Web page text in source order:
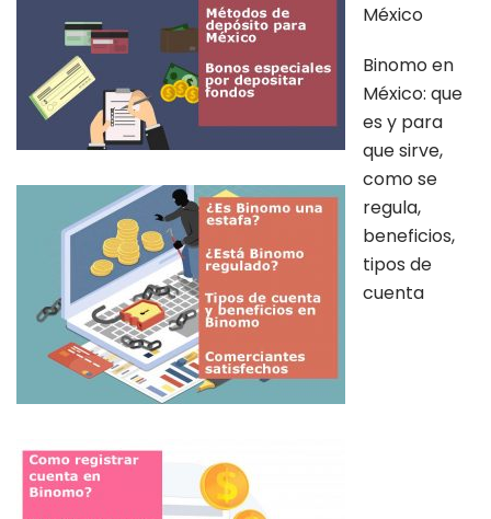
México
Binomo en
México: que
es y para
que sirve,
como se
regula,
beneficios,
tipos de
cuenta